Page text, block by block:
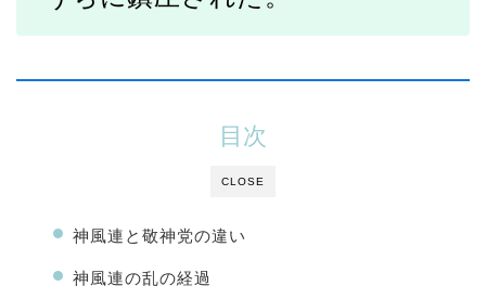
CLOSE
目次
神風連と敬神党の違い
神風連の乱の経過